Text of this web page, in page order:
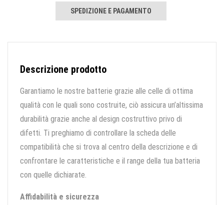
SPEDIZIONE E PAGAMENTO
Descrizione prodotto
Garantiamo le nostre batterie grazie alle celle di ottima
qualità con le quali sono costruite, ciò assicura un’altissima
durabilità grazie anche al design costruttivo privo di
difetti. Ti preghiamo di controllare la scheda delle
compatibilità che si trova al centro della descrizione e di
confrontare le caratteristiche e il range della tua batteria
con quelle dichiarate.
Affidabilità e sicurezza